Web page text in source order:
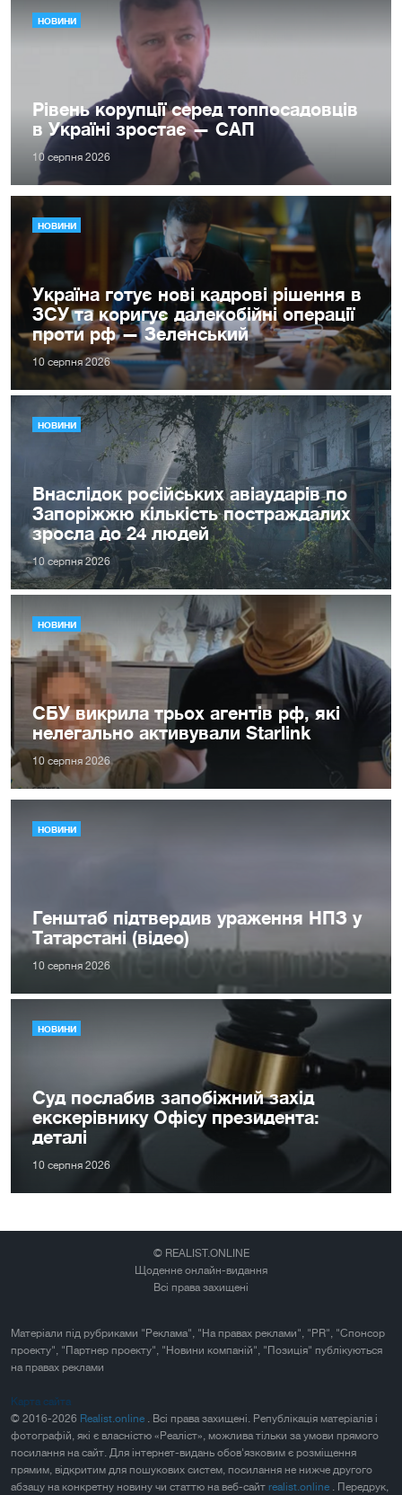
НОВИНИ
Рівень корупції серед топпосадовців
в Україні зростає — САП
10 серпня 2026
НОВИНИ
Україна готує нові кадрові рішення в
ЗСУ та коригує далекобійні операції
проти рф — Зеленський
10 серпня 2026
НОВИНИ
Внаслідок російських авіаударів по
Запоріжжю кількість постраждалих
зросла до 24 людей
10 серпня 2026
НОВИНИ
СБУ викрила трьох агентів рф, які
нелегально активували Starlink
10 серпня 2026
НОВИНИ
Генштаб підтвердив ураження НПЗ у
Татарстані (відео)
10 серпня 2026
НОВИНИ
Суд послабив запобіжний захід
екскерівнику Офісу президента:
деталі
10 серпня 2026
© REALIST.ONLINE
Щоденне онлайн-видання
Всі права захищені
Матеріали під рубриками "Реклама", "На правах реклами", "PR", "Спонсор
проекту", "Партнер проекту", "Новини компаній", "Позиція" публікуються
на правах реклами
Карта сайта
© 2016-2026 Realist.online . Всі права захищені. Републікація матеріалів і
фотографій, які є власністю «Реаліст», можлива тільки за умови прямого
посилання на сайт. Для інтернет-видань обов'язковим є розміщення
прямим, відкритим для пошукових систем, посилання не нижче другого
абзацу на конкретну новину чи статтю на веб-сайт realist.online . Передрук,